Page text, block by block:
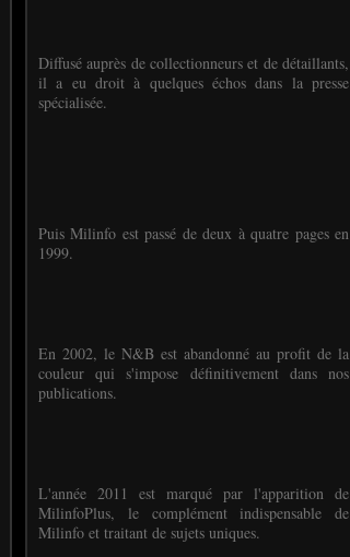
Diffusé auprès de collectionneurs et de détaillants,
il a eu droit à quelques échos dans la presse
spécialisée.
Puis Milinfo est passé de deux à quatre pages en
1999.
En 2002, le N&B est abandonné au profit de la
couleur qui s'impose définitivement dans nos
publications.
L'année 2011 est marqué par l'apparition de
MilinfoPlus, le complément indispensable de
Milinfo et traitant de sujets uniques.